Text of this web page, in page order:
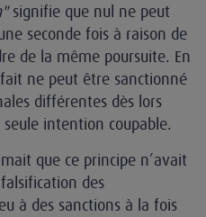
signifie que nul ne peut
seconde fois à raison de
de la même poursuite. En
ne peut être sanctionné
différentes dès lors
intention coupable.
que ce principe n’avait
des
à des sanctions à la fois